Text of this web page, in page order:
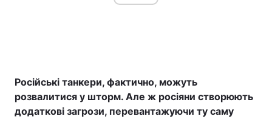
Російські танкери, фактично, можуть
розвалитися у шторм. Але ж росіяни створюють
додаткові загрози, перевантажуючи ту саму